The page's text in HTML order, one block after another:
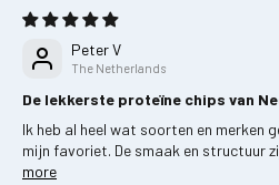
Peter V
The Netherlands
De lekkerste proteïne chips van
Ik heb al heel wat soorten en merken
mijn favoriet. De smaak en structuur
more